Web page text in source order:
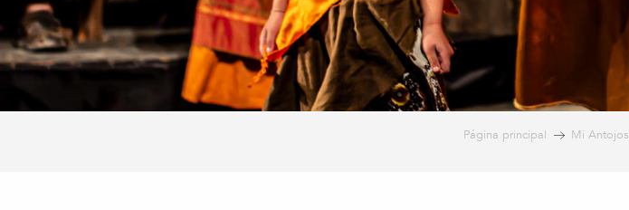
Página principal Mi Antojos